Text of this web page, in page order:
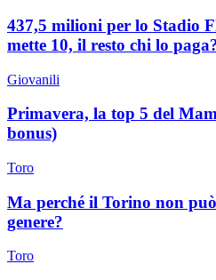
437,5 milioni per lo Stadio
mette 10, il resto chi lo
Giovanili
Primavera, la top 5 del
bonus)
Toro
Ma perché il Torino non
genere?
Toro